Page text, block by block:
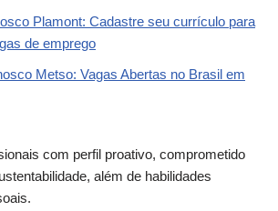
Plamont: Cadastre seu currículo para
de emprego
Metso: Vagas Abertas no Brasil em
com perfil proativo, comprometido
além de habilidades